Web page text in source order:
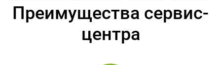
Преимущества сервис-
центра